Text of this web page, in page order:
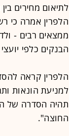
לתיאום מחירים
הלפרין אמרה כי
ממצאים רבים -
הבנקים כלפי
הלפרין קראה
למניעת הונאות
תהיה הסדרה של
החוצה".